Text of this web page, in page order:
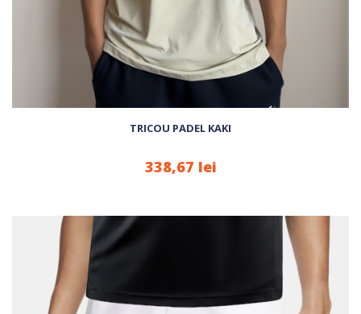
TRICOU PADEL KAKI
338,67 lei